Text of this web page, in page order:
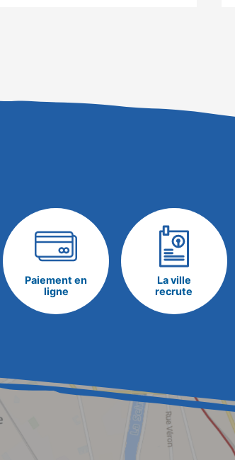
Paiement en
ligne
La ville
recrute